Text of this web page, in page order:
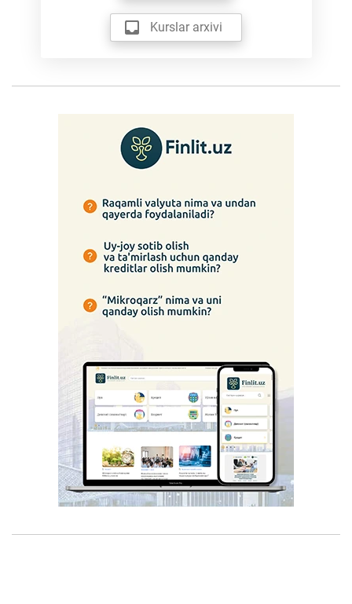
Kurslar arxivi